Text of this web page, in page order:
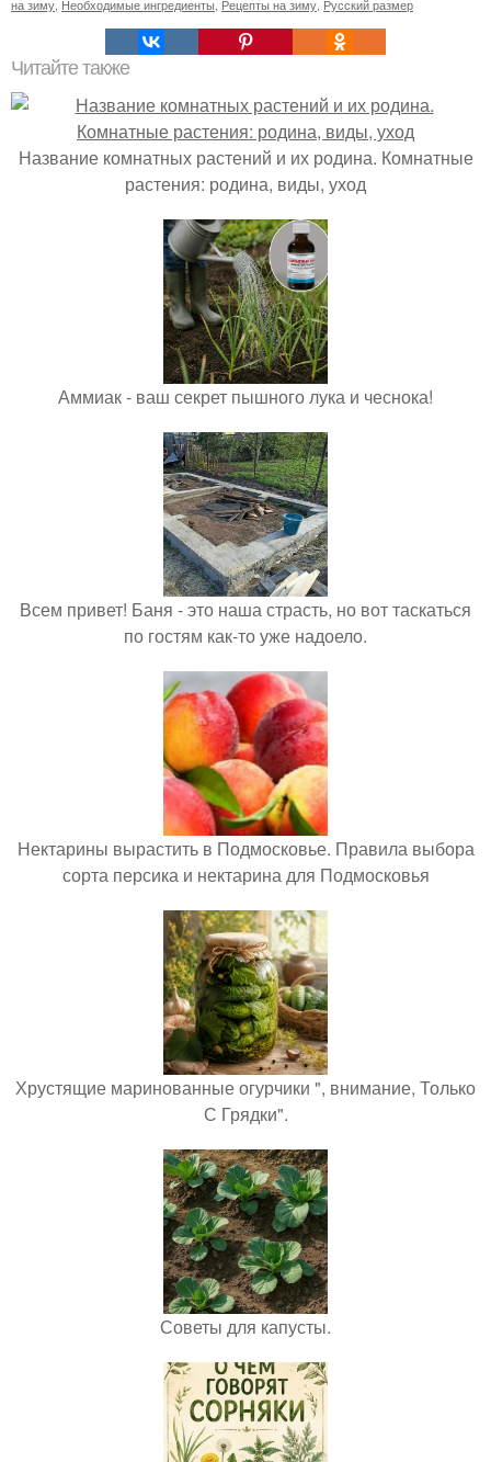
на зиму Необходимые ингредиенты Рецепты на зиму Русский размер
Читайте также
Название комнатных растений и их родина. Комнатные
растения: родина, виды, уход
Аммиак - ваш секрет пышного лука и чеснока!
Всем привет! Баня - это наша страсть, но вот таскаться
по гостям как-то уже надоело.
Нектарины вырастить в Подмосковье. Правила выбора
сорта персика и нектарина для Подмосковья
Хрустящие маринованные огурчики ", внимание, Только
С Грядки".
Советы для капусты.